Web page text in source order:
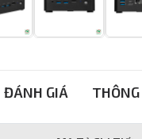
ĐÁNH GIÁ